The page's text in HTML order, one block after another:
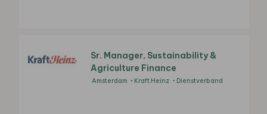
Sr. Manager, Sustainability &
Agriculture Finance
Amsterdam Kraft Heinz Dienstverband